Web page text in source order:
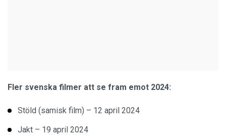
Fler svenska filmer att se fram emot 2024:
Stöld (samisk film) – 12 april 2024
Jakt – 19 april 2024